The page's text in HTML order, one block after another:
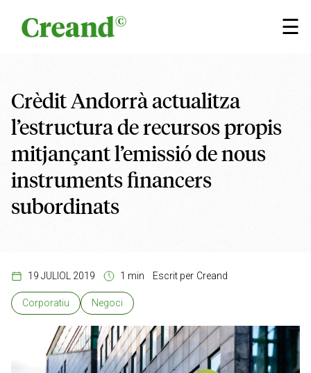
☰
×
Crèdit Andorrà actualitza
l’estructura de recursos propis
mitjançant l’emissió de nous
instruments financers
subordinats
19 JULIOL 2019 1 min Escrit per Creand
Corporatiu Negoci